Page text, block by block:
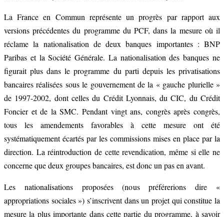
La France en Commun représente un progrès par rapport aux
versions précédentes du programme du PCF, dans la mesure où il
réclame la nationalisation de deux banques importantes : BNP
Paribas et la Société Générale. La nationalisation des banques ne
figurait plus dans le programme du parti depuis les privatisations
bancaires réalisées sous le gouvernement de la « gauche plurielle »
de 1997-2002, dont celles du Crédit Lyonnais, du CIC, du Crédit
Foncier et de la SMC. Pendant vingt ans, congrès après congrès,
tous les amendements favorables à cette mesure ont été
systématiquement écartés par les commissions mises en place par la
direction. La réintroduction de cette revendication, même si elle ne
concerne que deux groupes bancaires, est donc un pas en avant.
Les nationalisations proposées (nous préférerions dire «
appropriations sociales ») s’inscrivent dans un projet qui constitue la
mesure la plus importante dans cette partie du programme, à savoir